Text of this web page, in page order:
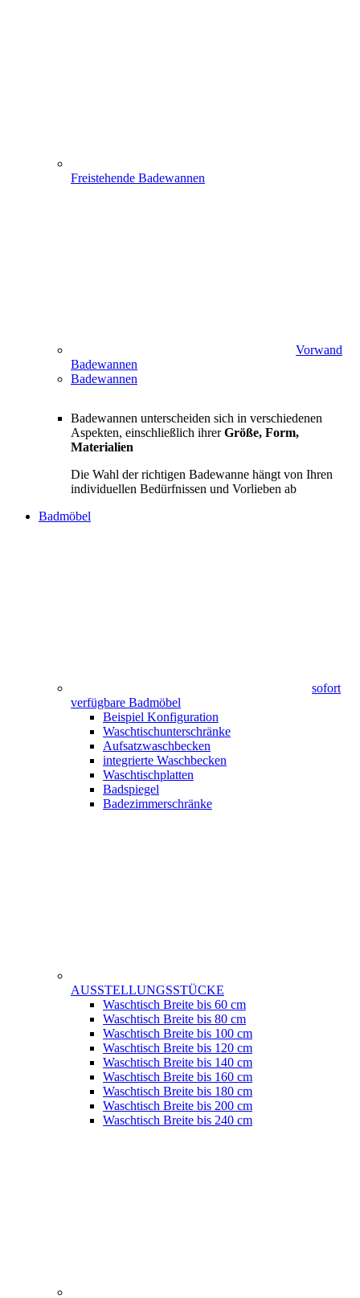
Freistehende Badewannen
Vorwand
Badewannen
Badewannen
Badewannen unterscheiden sich in verschiedenen
Aspekten, einschließlich ihrerGröße, Form,
Materialien
Die Wahl der richtigen Badewanne hängt von Ihren
individuellen Bedürfnissen und Vorlieben ab
Badmöbel
sofort
verfügbare Badmöbel
Beispiel Konfiguration
Waschtischunterschränke
Aufsatzwaschbecken
integrierte Waschbecken
Waschtischplatten
Badspiegel
Badezimmerschränke
AUSSTELLUNGSSTÜCKE
Waschtisch Breite bis 60 cm
Waschtisch Breite bis 80 cm
Waschtisch Breite bis 100 cm
Waschtisch Breite bis 120 cm
Waschtisch Breite bis 140 cm
Waschtisch Breite bis 160 cm
Waschtisch Breite bis 180 cm
Waschtisch Breite bis 200 cm
Waschtisch Breite bis 240 cm